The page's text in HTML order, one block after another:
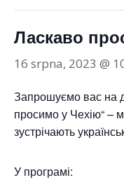
Ласкаво
16 srpna, 2023 @
Запрошуємо вас на
просимо у Чехію“ –
зустрічають
У програмі: